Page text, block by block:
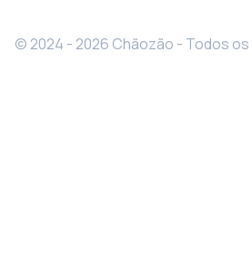
© 2024 - 2026 Chãozão - Todos